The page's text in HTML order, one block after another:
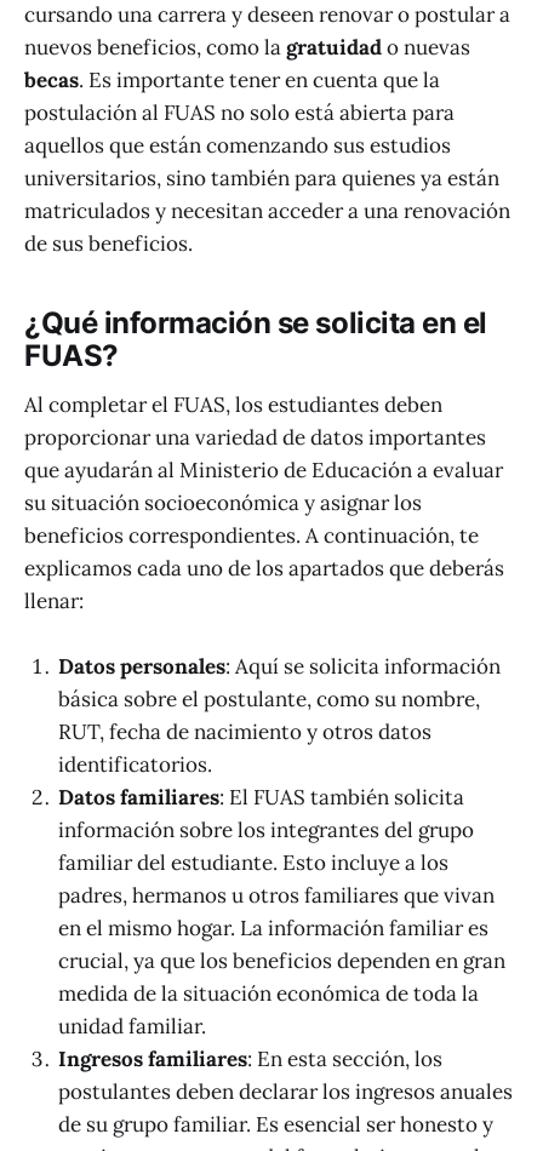
cursando una carrera y deseen renovar o postular a
nuevos beneficios, como lagratuidado nuevas
becas. Es importante tener en cuenta que la
postulación al FUAS no solo está abierta para
aquellos que están comenzando sus estudios
universitarios, sino también para quienes ya están
matriculados y necesitan acceder a una renovación
de sus beneficios.
¿Qué información se solicita en el
FUAS?
Al completar el FUAS, los estudiantes deben
proporcionar una variedad de datos importantes
que ayudarán al Ministerio de Educación a evaluar
su situación socioeconómica y asignar los
beneficios correspondientes. A continuación, te
explicamos cada uno de los apartados que deberás
llenar:
Datos personales: Aquí se solicita información
básica sobre el postulante, como su nombre,
RUT, fecha de nacimiento y otros datos
identificatorios.
Datos familiares: El FUAS también solicita
información sobre los integrantes del grupo
familiar del estudiante. Esto incluye a los
padres, hermanos u otros familiares que vivan
en el mismo hogar. La información familiar es
crucial, ya que los beneficios dependen en gran
medida de la situación económica de toda la
unidad familiar.
Ingresos familiares: En esta sección, los
postulantes deben declarar los ingresos anuales
de su grupo familiar. Es esencial ser honesto y